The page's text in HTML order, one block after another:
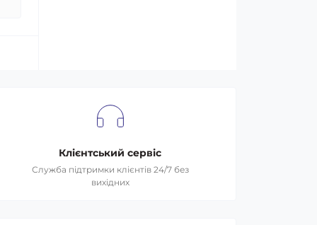
Клієнтський сервіс
Служба підтримки клієнтів 24/7 без
вихідних